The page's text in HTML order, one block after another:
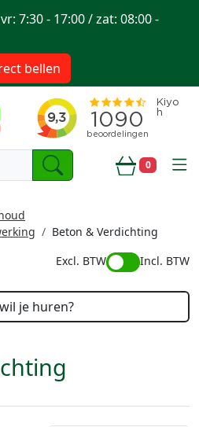
0
7:30 - 17:00 / zat: 08:00 -
bellen
Beton & Verdichting
Excl. BTW
Incl. BTW
je huren?